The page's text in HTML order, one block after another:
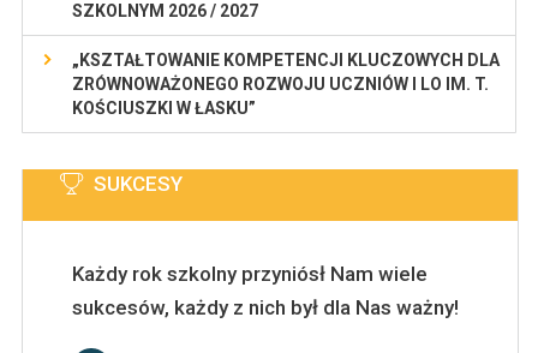
SZKOLNYM 2026 / 2027
„KSZTAŁTOWANIE KOMPETENCJI KLUCZOWYCH DLA
ZRÓWNOWAŻONEGO ROZWOJU UCZNIÓW I LO IM. T.
KOŚCIUSZKI W ŁASKU”
SUKCESY
Każdy rok szkolny przyniósł Nam wiele
sukcesów, każdy z nich był dla Nas ważny!